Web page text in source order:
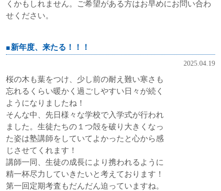
くかもしれません。ご希望がある方はお早めにお問い合わ
せください。
新年度、来たる！！！
2025.04.19
桜の木も葉をつけ、少し前の耐え難い寒さも
忘れるくらい暖かく過ごしやすい日々が続く
ようになりましたね！
そんな中、先日様々な学校で入学式が行われ
ました。生徒たちの１つ殻を破り大きくなっ
た姿は塾講師をしていてよかったと心から感
じさせてくれます！
講師一同、生徒の成長により携われるように
精一杯尽力していきたいと考えております！
第一回定期考査もだんだん迫っていますね。